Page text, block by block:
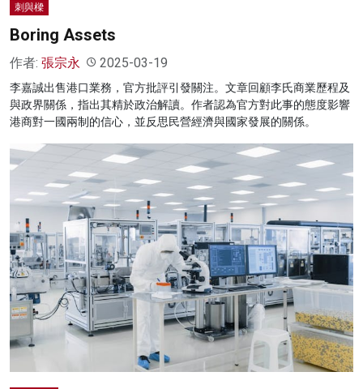
刺與樑
Boring Assets
作者: 張宗永 2025-03-19
李嘉誠出售港口業務，官方批評引發關注。文章回顧李氏商業歷程及
與政界關係，指出其精於政治解讀。作者認為官方對此事的態度影響
港商對一國兩制的信心，並反思民營經濟與國家發展的關係。